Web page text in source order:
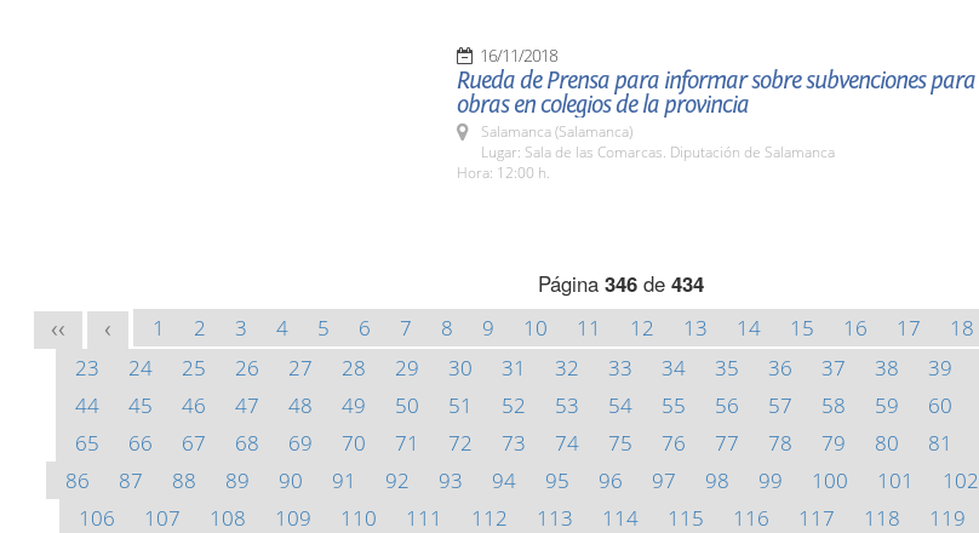
16/11/2018
Rueda de Prensa para informar sobre subvenciones para
obras en colegios de la provincia
Salamanca (Salamanca)
Lugar: Sala de las Comarcas. Diputación de Salamanca
Hora: 12:00 h.
Página 346de 434
<< < 1 2 3 4 5 6 7 8 9 10 11 12 13 14 15 16 17 18
23
24 25 26 27 28 29 30 31 32 33 34 35 36 37 38 39
44
45 46 47 48 49 50 51 52 53 54 55 56 57 58 59 60
65
66 67 68 69 70 71 72 73 74 75 76 77 78 79 80 81
86
87 88 89 90 91 92 93 94 95 96 97 98 99 100 101 102
106
107 108 109 110 111 112 113 114 115 116 117 118 119